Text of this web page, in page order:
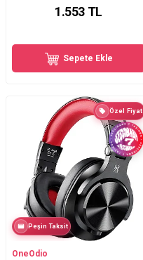
1.553 TL
Sepete Ekle
Özel Fiyat
Peşin Taksit
OneOdio